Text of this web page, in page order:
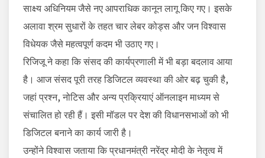
साक्ष्य अधिनियम जैसे नए आपराधिक कानून लागू किए गए। इसके
अलावा श्रम सुधारों के तहत चार लेबर कोड्स और जन विश्वास
विधेयक जैसे महत्वपूर्ण कदम भी उठाए गए।
रिजिजू ने कहा कि संसद की कार्यप्रणाली में भी बड़ा बदलाव आया
है। आज संसद पूरी तरह डिजिटल व्यवस्था की ओर बढ़ चुकी है,
जहां प्रश्न, नोटिस और अन्य प्रक्रियाएं ऑनलाइन माध्यम से
संचालित हो रही हैं। इसी मॉडल पर देश की विधानसभाओं को भी
डिजिटल बनाने का कार्य जारी है।
उन्होंने विश्वास जताया कि प्रधानमंत्री नरेंद्र मोदी के नेतृत्व में